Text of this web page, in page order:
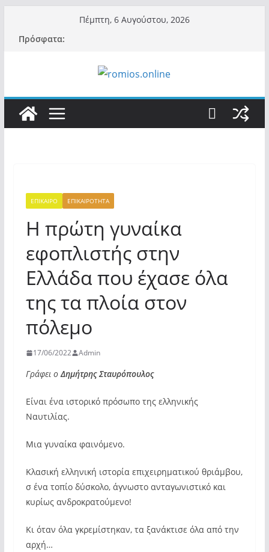
περιεχόμενο
Πέμπτη, 6 Αυγούστου, 2026
Πρόσφατα:
ΕΠΙΚΑΙΡΟ ΕΠΙΚΑΙΡΟΤΗΤΑ
Η πρώτη γυναίκα
εφοπλιστής στην
Ελλάδα που έχασε όλα
της τα πλοία στον
πόλεμο
17/06/2022 Admin
Γράφει οΔημήτρης Σταυρόπουλος
Είναι ένα ιστορικό πρόσωπο της ελληνικής
Ναυτιλίας.
Μια γυναίκα φαινόμενο.
Κλασική ελληνική ιστορία επιχειρηματικού θριάμβου,
σ ένα τοπίο δύσκολο, άγνωστο ανταγωνιστικό και
κυρίως ανδροκρατούμενο!
Κι όταν όλα γκρεμίστηκαν, τα ξανάκτισε όλα από την
αρχή…